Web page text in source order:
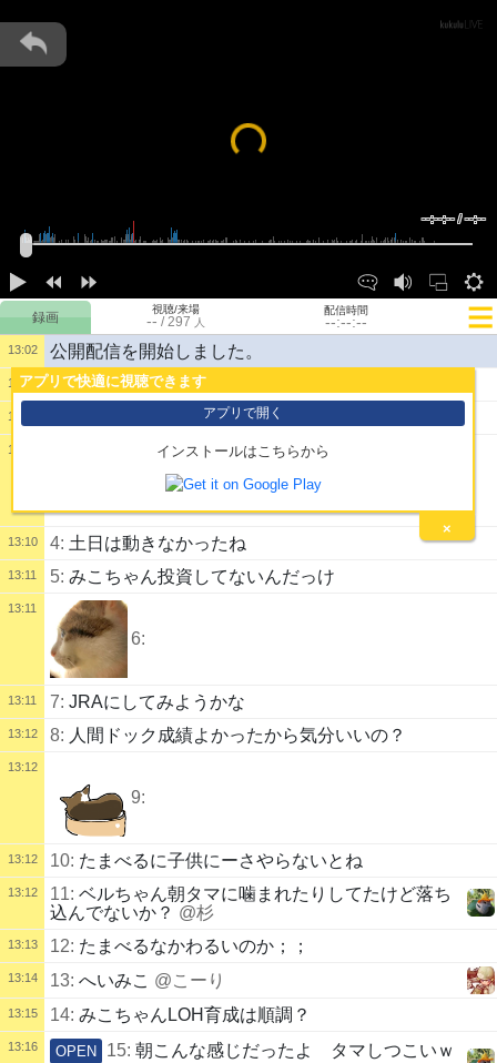
Loading...
--:--:-- / --:--
アプリで快適に視聴できます
アプリで開く
インストールはこちらから
×
視聴/来場
-- /297 人
配信時間
--:--:--
13:02 公開配信を開始しました。
13:03 1:けものたちどこ
13:03
13:04
13:10 4: 土日は動きなかったね
13:11 5: みこちゃん投資してないんだっけ
13:11
6:
13:11 7: JRAにしてみようかな
13:12 8: 人間ドック成績よかったから気分いいの？
13:12
9:
13:12 10: たまべるに子供にーさやらないとね
13:12 11: ベルちゃん朝タマに噛まれたりしてたけど落ち
込んでないか？ @杉
13:13 12: たまべるなかわるいのか；；
13:14 13: へいみこ @こーり
13:15 14: みこちゃんLOH育成は順調？
13:16 OPEN 15: 朝こんな感じだったよ タマしつこいｗ